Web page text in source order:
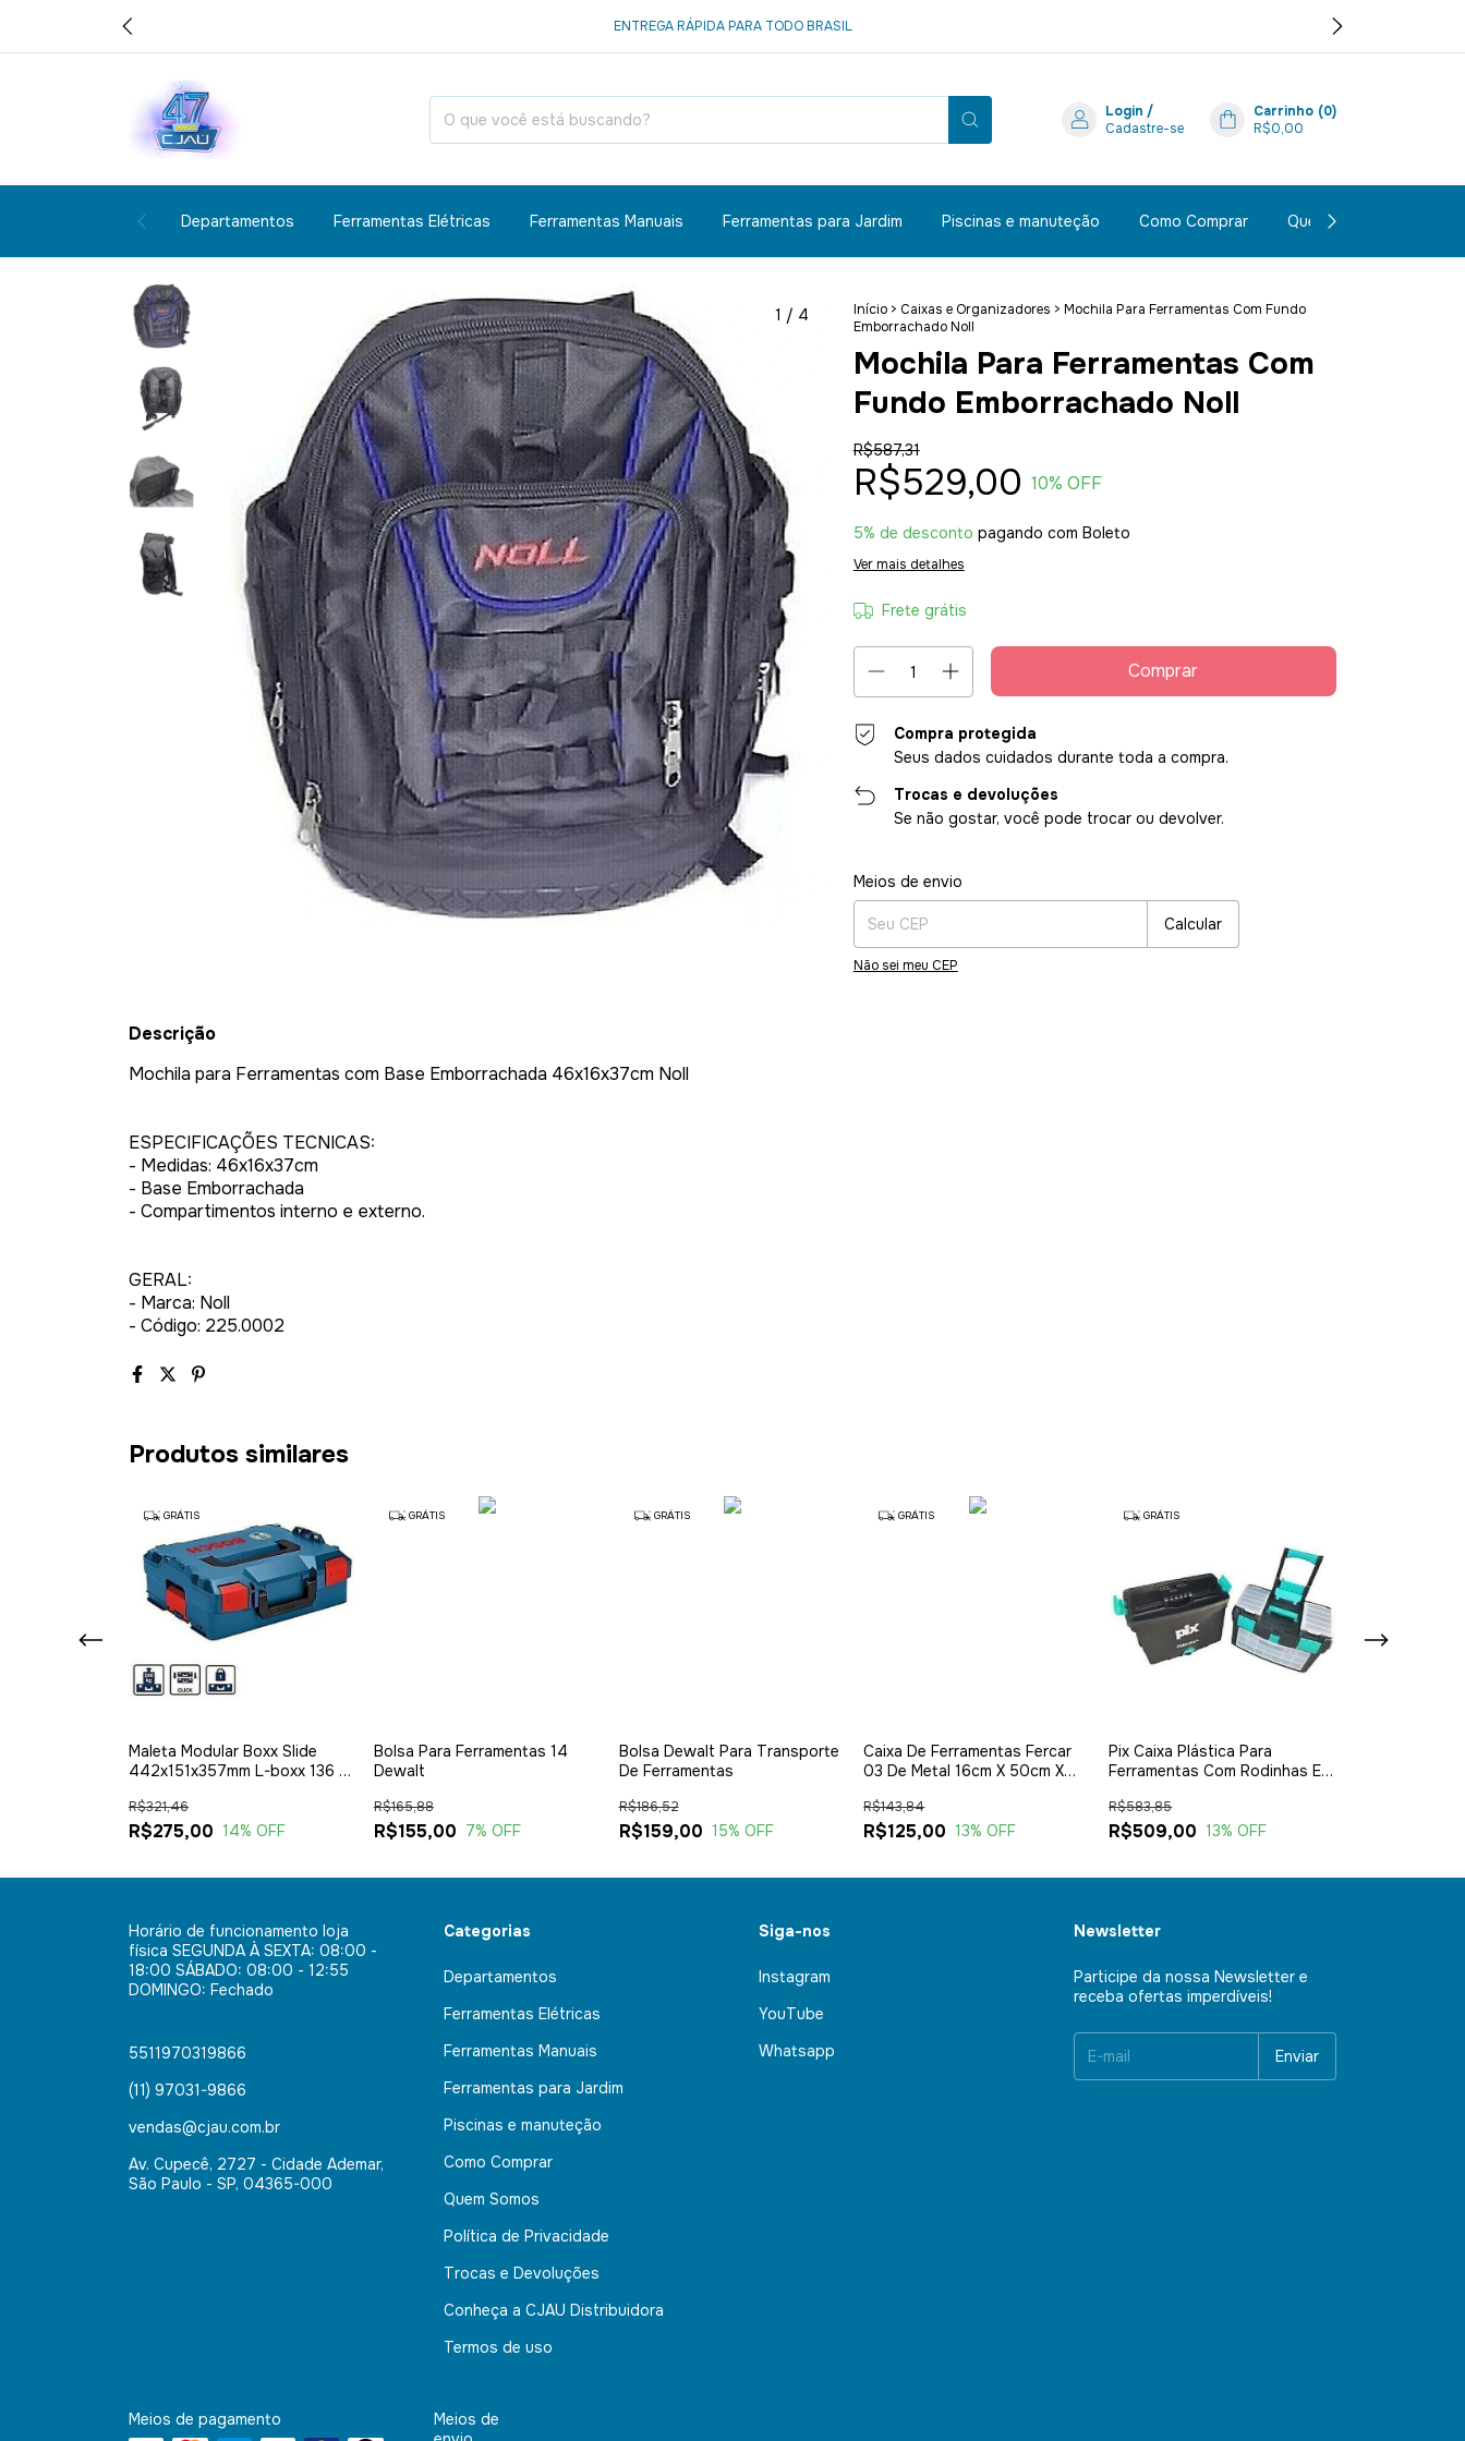
ENTREGA RÁPIDA PARA TODO BRASIL
Login /
Cadastre-se
Carrinho (0)
R$0,00
Departamentos Ferramentas Elétricas Ferramentas Manuais Ferramentas para Jardim Piscinas e manuteção Como Comprar Quem Somos
1 / 4 Início > Caixas e Organizadores > Mochila Para Ferramentas Com Fundo
Emborrachado Noll
Mochila Para Ferramentas Com
Fundo Emborrachado Noll
R$587,31
R$529,00 10% OFF
5% de desconto pagando com Boleto
Ver mais detalhes
Frete grátis
Compra protegida
Seus dados cuidados durante toda a compra.
Trocas e devoluções
Se não gostar, você pode trocar ou devolver.
Entregas para o CEP:
Meios de envio
Calcular
Não sei meu CEP
Descrição
Mochila para Ferramentas com Base Emborrachada 46x16x37cm Noll
ESPECIFICAÇÕES TECNICAS:
- Medidas: 46x16x37cm
- Base Emborrachada
- Compartimentos interno e externo.
GERAL:
- Marca: Noll
- Código: 225.0002
Produtos similares
GRÁTIS
Maleta Modular Boxx Slide
442x151x357mm L-boxx 136 -
R$275,00
R$321,46
14% OFF
GRÁTIS
Bolsa Para Ferramentas 14
Dewalt
R$155,00
R$165,88
7% OFF
GRÁTIS
Bolsa Dewalt Para Transporte
De Ferramentas
R$159,00
R$186,52
15% OFF
GRÁTIS
Caixa De Ferramentas Fercar
03 De Metal 16cm X 50cm X
R$125,00
R$143,84
13% OFF
GRÁTIS
Pix Caixa Plástica Para
Ferramentas Com Rodinhas E
R$509,00
R$583,85
13% OFF
Horário de funcionamento loja
física SEGUNDA À SEXTA: 08:00 -
18:00 SÁBADO: 08:00 - 12:55
DOMINGO: Fechado
5511970319866
(11) 97031-9866
vendas@cjau.com.br
Av. Cupecê, 2727 - Cidade Ademar,
São Paulo - SP, 04365-000
Categorias
Departamentos
Ferramentas Elétricas
Ferramentas Manuais
Ferramentas para Jardim
Piscinas e manuteção
Como Comprar
Quem Somos
Política de Privacidade
Trocas e Devoluções
Conheça a CJAU Distribuidora
Termos de uso
Siga-nos
Instagram
YouTube
Whatsapp
Newsletter
Participe da nossa Newsletter e
receba ofertas imperdíveis!
Meios de pagamento
Meios de